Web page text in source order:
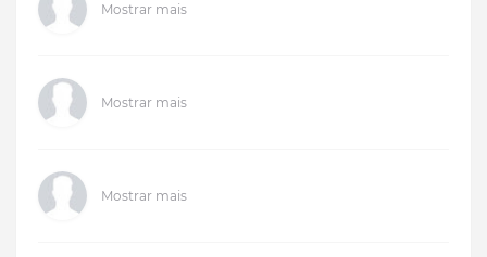
Mostrar mais
Mostrar mais
Mostrar mais